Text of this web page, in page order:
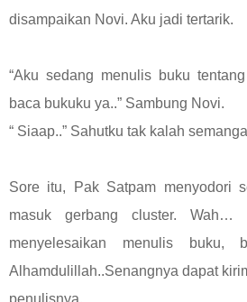
disampaikan Novi. Aku jadi tertarik.
“Aku sedang menulis buku
baca bukuku ya..” Sambung Novi.
“ Siaap..” Sahutku tak kalah
Sore itu, Pak Satpam menyodori
masuk gerbang cluster. Wah…
menyelesaikan menulis buku,
Alhamdulillah..Senangnya dapat
penulisnya.